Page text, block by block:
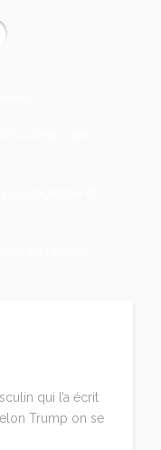
qui l’a écrit
Trump on se